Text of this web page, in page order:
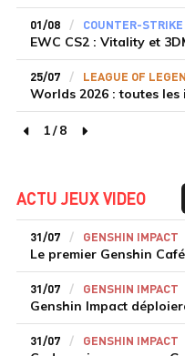
01/08 COUNTER-
EWC CS2 : Vitality et
25/07 LEAGUE OF
Worlds 2026 : toutes les
page précédente
1/8
page suivante
ACTU JEUX VIDEO
31/07 GENSHIN IMPACT
31/07 GENSHIN IMPACT
31/07 GENSHIN IMPACT